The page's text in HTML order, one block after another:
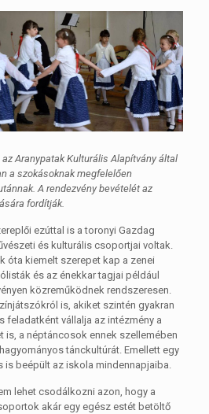
az Aranypatak Kulturális Alapítvány által
a szokásoknak megfelelően
A rendezvény bevételét az
fordítják.
ezúttal is a toronyi Gazdag
és kulturális csoportjai voltak.
óta kiemelt szerepet kap a zenei
és az énekkar tagjai például
közreműködnek rendszeresen.
is, akiket szintén gyakran
feladatként vállalja az intézmény a
is, a néptáncosok ennek szellemében
tánckultúrát. Emellett egy
beépült az iskola mindennapjaiba.
lehet csodálkozni azon, hogy a
akár egy egész estét betöltő